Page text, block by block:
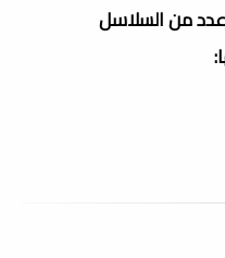
عدد من السلاسل